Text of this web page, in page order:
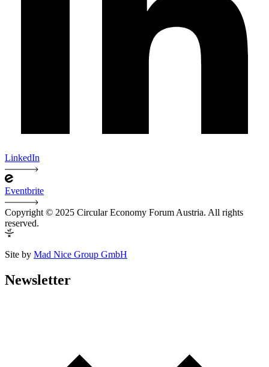
LinkedIn
Eventbrite
Copyright © 2025 Circular Economy Forum Austria. All rights
reserved.
Site by Mad Nice Group GmbH
Newsletter